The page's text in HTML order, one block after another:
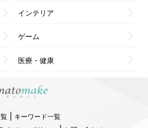
インテリア
ゲーム
医療・健康
| キーワード一覧